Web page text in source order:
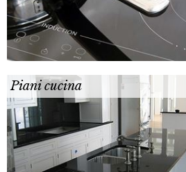
Piani cucina